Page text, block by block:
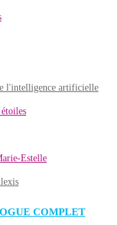
l'intelligence artificielle
Estelle
COMPLET